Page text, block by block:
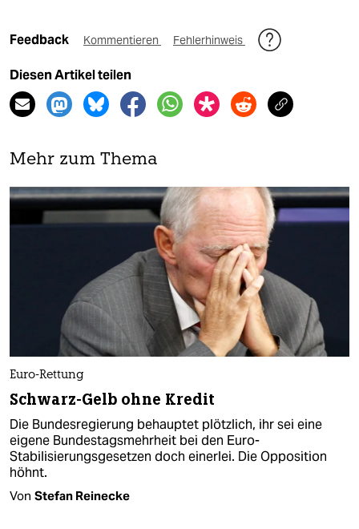
Feedback Kommentieren Fehlerhinweis
Diesen Artikel teilen
Mehr zum Thema
Euro-Rettung
Schwarz-Gelb ohne Kredit
Die Bundesregierung behauptet plötzlich, ihr sei eine
eigene Bundestagsmehrheit bei den Euro-
Stabilisierungsgesetzen doch einerlei. Die Opposition
höhnt.
Von Stefan Reinecke